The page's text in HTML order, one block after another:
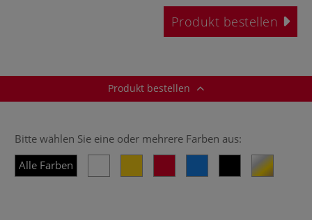
Produkt bestellen
Produkt bestellen
Bitte wählen Sie eine oder mehrere Farben aus:
Alle Farben